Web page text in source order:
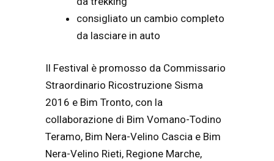
consigliato un cambio completo
da lasciare in auto
Il Festival è promosso da Commissario
Straordinario Ricostruzione Sisma
2016 e Bim Tronto, con la
collaborazione di Bim Vomano-Todino
Teramo, Bim Nera-Velino Cascia e Bim
Nera-Velino Rieti, Regione Marche,